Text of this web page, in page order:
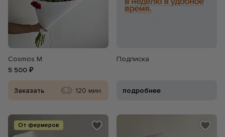
Cosmos M
5 500 ₽
Заказать 120 мин.
Подписка
подробнее
От фермеров